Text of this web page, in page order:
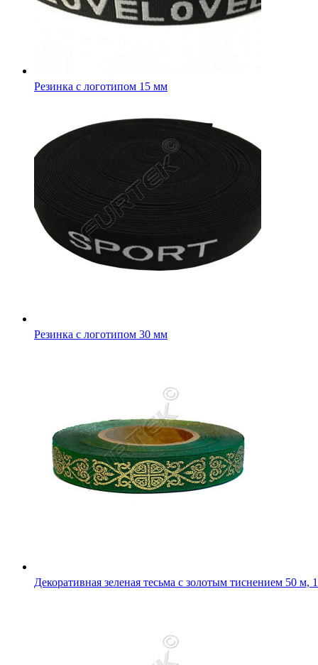
Резинка с логотипом 30 мм
Декоративная зеленая тесьма с золотым тиснением 50 м,
Декоративная тесьма синяя, тисненная серебром 50 м,